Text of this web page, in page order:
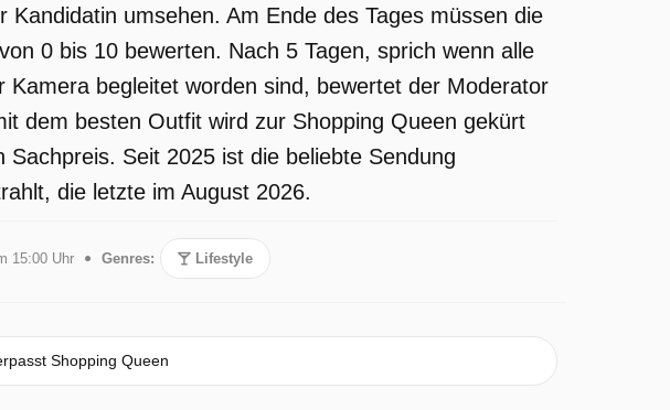
umsehen. Am Ende des Tages müssen die
0 bis 10 bewerten. Nach 5 Tagen, sprich wenn alle
begleitet worden sind, bewertet der Moderator
dem besten Outfit wird zur Shopping Queen gekürt
Seit 2025 ist die beliebte Sendung
die letzte im August 2026.
15:00 Uhr Genres: Lifestyle
Shopping Queen